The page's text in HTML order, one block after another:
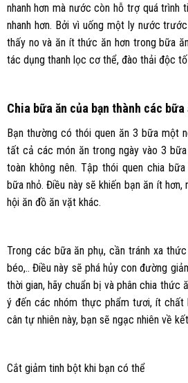
nhanh hơn mà nước còn hỗ trợ quá trình
nhanh hơn. Bởi vì uống một ly nước
thấy no và ăn ít thức ăn hơn trong bữa
tác dụng thanh lọc cơ thể, đào thải độc
Chia bữa ăn của bạn thành các bữa
Bạn thường có thói quen ăn 3 bữa một
tất cả các món ăn trong ngày vào 3 bữa
toàn không nên. Tập thói quen chia
bữa nhỏ. Điều này sẽ khiến bạn ăn ít
hội ăn đồ ăn vặt khác.
Trong các bữa ăn phụ, cần tránh xa
béo,.. Điều này sẽ phá hủy con đường
thời gian, hãy chuẩn bị và phân chia thức
ý đến các nhóm thực phẩm tươi, ít chất
cân tự nhiên này, bạn sẽ ngạc nhiên về
Cắt giảm tinh bột khi bạn có thể